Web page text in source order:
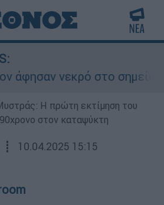
νεκρό στο σημείο
Η πρώτη εκτίμηση του
στον καταψύκτη
┋ 10.04.2025 15:15